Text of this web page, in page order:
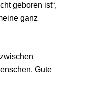
geboren ist“,
ganz
Gute